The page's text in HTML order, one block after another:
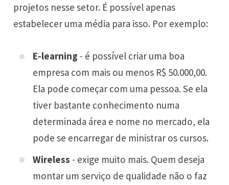
projetos nesse setor. É possível apenas
estabelecer uma média para isso. Por exemplo:
E-learning - é possível criar uma boa
empresa com mais ou menos R$ 50.000,00.
Ela pode começar com uma pessoa. Se ela
tiver bastante conhecimento numa
determinada área e nome no mercado, ela
pode se encarregar de ministrar os cursos.
Wireless - exige muito mais. Quem deseja
montar um serviço de qualidade não o faz